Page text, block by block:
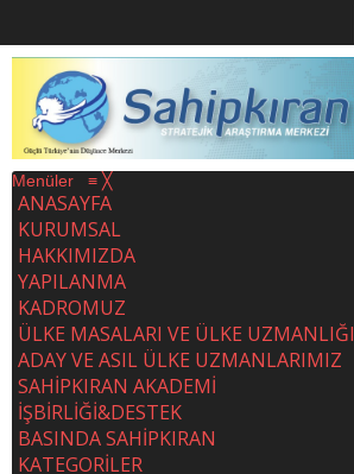
Menüler ≡ ╳
ANASAYFA
KURUMSAL
HAKKIMIZDA
YAPILANMA
KADROMUZ
ÜLKE MASALARI VE ÜLKE UZMANLIĞI
ADAY VE ASIL ÜLKE UZMANLARIMIZ
SAHİPKIRAN AKADEMİ
İŞBİRLİĞİ&DESTEK
BASINDA SAHİPKIRAN
KATEGORİLER